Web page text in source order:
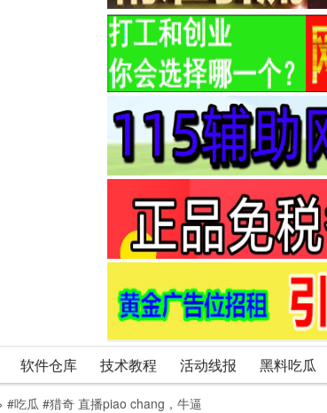
软件仓库 技术教程 活动线报 黑料吃瓜
#吃瓜 #猎奇 直播piao chang，牛逼